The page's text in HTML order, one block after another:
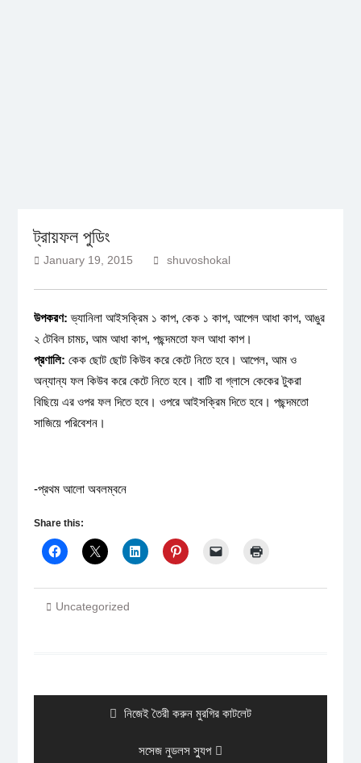
ট্রায়ফল পুডিং
January 19, 2015 shuvoshokal
উপকরণ: ভ্যানিলা আইসক্রিম ১ কাপ, কেক ১ কাপ, আপেল আধা কাপ, আঙুর
২ টেবিল চামচ, আম আধা কাপ, পছন্দমতো ফল আধা কাপ।
প্রণালি: কেক ছোট ছোট কিউব করে কেটে নিতে হবে। আপেল, আম ও
অন্যান্য ফল কিউব করে কেটে নিতে হবে। বাটি বা গ্লাসে কেকের টুকরা
বিছিয়ে এর ওপর ফল দিতে হবে। ওপরে আইসক্রিম দিতে হবে। পছন্দমতো
সাজিয়ে পরিবেশন।
-প্রথম আলো অবলম্বনে
Share this:
Uncategorized
Previous
নিজেই তৈরী করুন মুরগির কাটলেট
Next
সসেজ নুডলস স্যুপ